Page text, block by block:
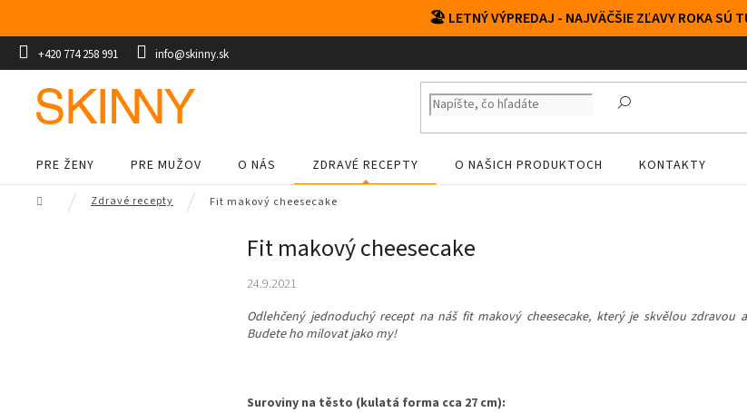
obsah
🏖️ LETNÝ VÝPREDAJ - NAJVÄČŠIE ZĽAVY ROKA SÚ
+420 774 258 991 info@skinny.sk
PRE ŽENY PRE MUŽOV O NÁS ZDRAVÉ RECEPTY O NAŠICH PRODUKTOCH KONTAKTY
Domov Zdravé recepty Fit makový cheesecake
Fit makový cheesecake
24.9.2021
Odlehčený jednoduchý recept na náš fit makový cheesecake, který je skvělou zdravou
Budete ho milovat jako my!
Suroviny na těsto (kulatá forma cca 27 cm):